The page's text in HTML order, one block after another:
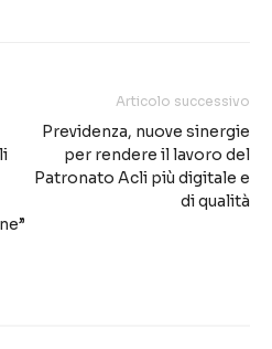
Articolo successivo
Previdenza, nuove sinergie
per rendere il lavoro del
Patronato Acli più digitale e
di qualità